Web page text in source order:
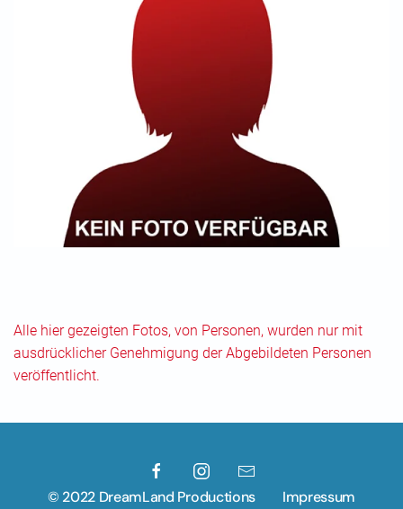
Alle hier gezeigten Fotos, von Personen, wurden nur mit
ausdrücklicher Genehmigung der Abgebildeten Personen
veröffentlicht.
© 2022 DreamLand Productions Impressum